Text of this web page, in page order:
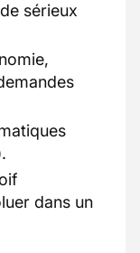
sérieux
dans un